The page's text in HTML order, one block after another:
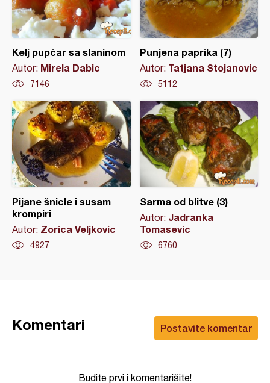
Kelj pupčar sa slaninom
Autor: Mirela Dabic
7146
Punjena paprika (7)
Autor: Tatjana Stojanovic
5112
Pijane šnicle i susam
krompiri
Autor: Zorica Veljkovic
4927
Sarma od blitve (3)
Autor: Jadranka
Tomasevic
6760
Postavite komentar
Komentari
Budite prvi i komentarišite!